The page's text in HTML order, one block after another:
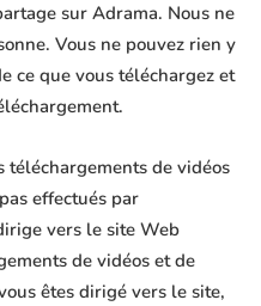
sur Adrama. Nous ne
Vous ne pouvez rien y
ce que vous téléchargez et
téléchargements de vidéos
effectués par
vers le site Web
de vidéos et de
êtes dirigé vers le site,